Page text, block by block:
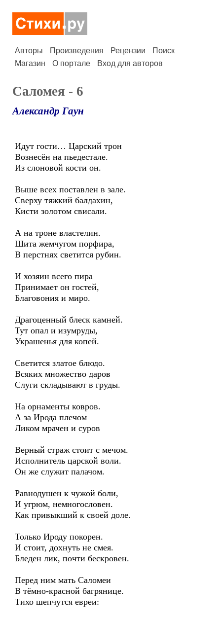
Авторы Произведения Рецензии
Поиск
Магазин
О портале Вход для авторов
Саломея - 6
Александр Гаун
Идут гости… Царский трон
Вознесён на пьедестале.
Из слоновой кости он.
Выше всех поставлен в зале.
Сверху тяжкий балдахин,
Кисти золотом свисали.
А на троне властелин.
Шита жемчугом порфира,
В перстнях светится рубин.
И хозяин всего пира
Принимает он гостей,
Благовония и миро.
Драгоценный блеск камней.
Тут опал и изумруды,
Украшенья для копей.
Светится златое блюдо.
Всяких множество даров
Слуги складывают в груды.
На орнаменты ковров.
А за Ирода плечом
Ликом мрачен и суров
Верный страж стоит с мечом.
Исполнитель царской воли.
Он же служит палачом.
Равнодушен к чужой боли,
И угрюм, немногословен.
Как привыкший к своей доле.
Только Ироду покорен.
И стоит, дохнуть не смея.
Бледен лик, почти бескровен.
Перед ним мать Саломеи
В тёмно-красной багрянице.
Тихо шепчутся евреи: